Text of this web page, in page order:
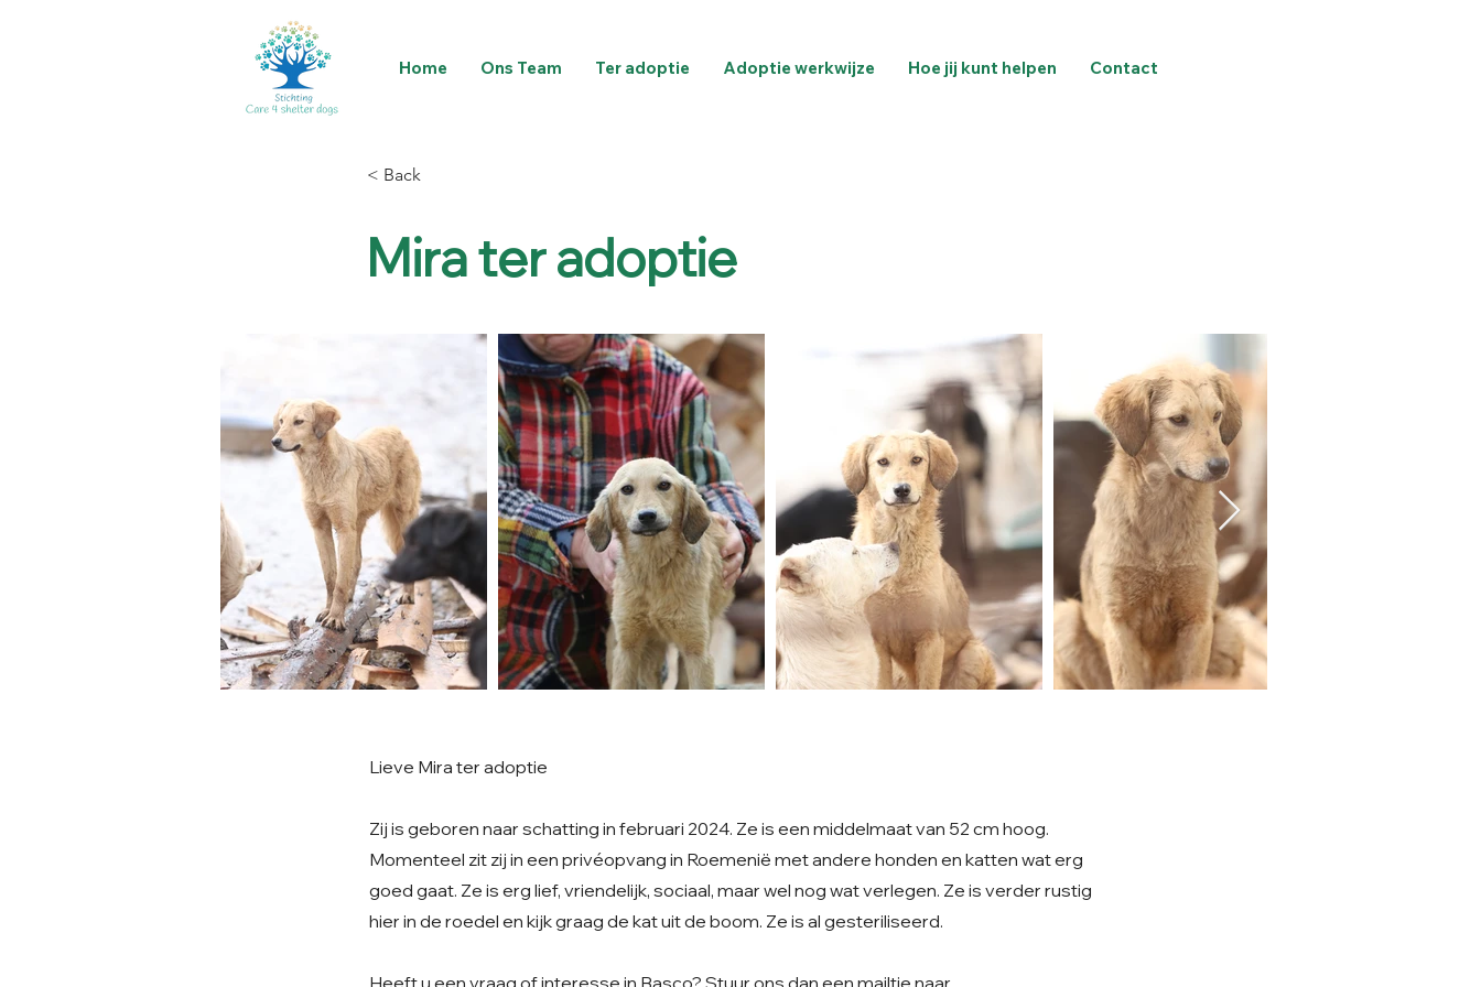
Home Ons Team Ter adoptie Adoptie werkwijze Hoe jij kunt helpen Contact
< Back
Mira ter adoptie
Lieve Mira ter adoptie
Zij is geboren naar schatting in februari 2024. Ze is een middelmaat van 52 cm hoog.
Momenteel zit zij in een privéopvang in Roemenië met andere honden en katten wat erg
goed gaat. Ze is erg lief, vriendelijk, sociaal, maar wel nog wat verlegen. Ze is verder rustig
hier in de roedel en kijk graag de kat uit de boom. Ze is al gesteriliseerd.
Heeft u een vraag of interesse in Basco? Stuur ons dan een mailtje naar